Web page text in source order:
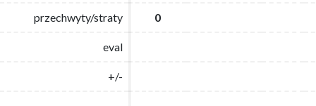
przechwyty/straty 0
eval
+/-
przechwyty/straty 0
eval
+/-